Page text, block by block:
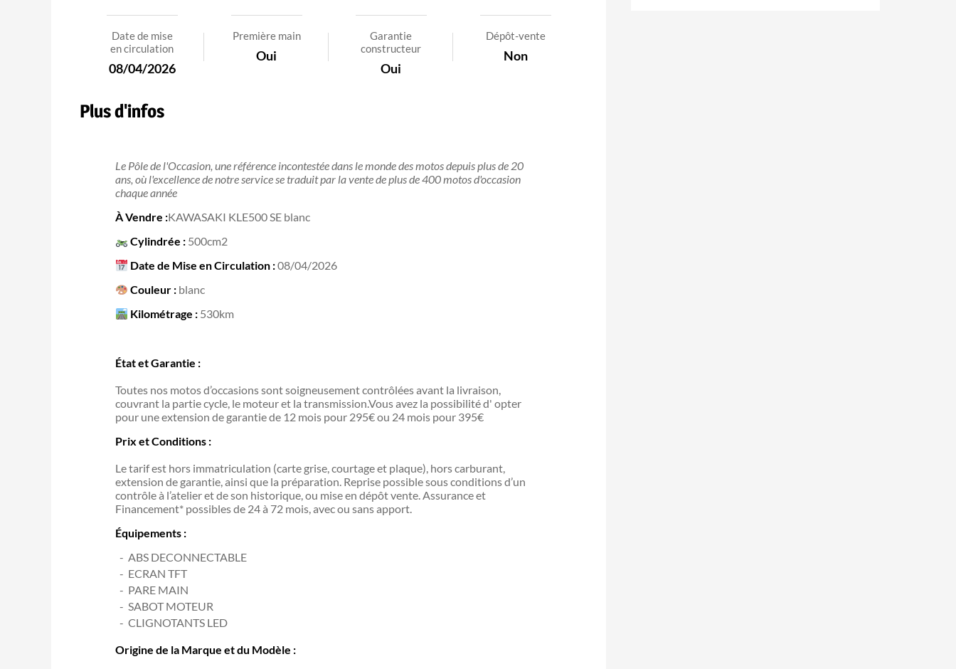
Date de mise
en circulation
08/04/2026
Première main
Oui
Garantie
constructeur
Oui
Dépôt-vente
Non
Plus d'infos
Le Pôle de l'Occasion, une référence incontestée dans le monde des motos depuis plus de 20
ans, où l'excellence de notre service se traduit par la vente de plus de 400 motos d'occasion
chaque année
À Vendre :KAWASAKI KLE500 SE blanc
Cylindrée : 500cm2
Date de Mise en Circulation :08/04/2026
Couleur : blanc
Kilométrage : 530km
État et Garantie :
Toutes nos motos d’occasions sont soigneusement contrôlées avant la livraison,
couvrant la partie cycle, le moteur et la transmission.Vous avez la possibilité d' opter
pour une extension de garantie de 12 mois pour 295€ ou 24 mois pour 395€
Prix et Conditions :
Le tarif est hors immatriculation (carte grise, courtage et plaque), hors carburant,
extension de garantie, ainsi que la préparation. Reprise possible sous conditions d’un
contrôle à l’atelier et de son historique, ou mise en dépôt vente. Assurance et
Financement* possibles de 24 à 72 mois, avec ou sans apport.
Équipements :
ABS DECONNECTABLE
ECRAN TFT
PARE MAIN
SABOT MOTEUR
CLIGNOTANTS LED
Origine de la Marque et du Modèle :